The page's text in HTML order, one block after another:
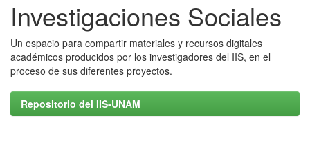
Investigaciones Sociales
Un espacio para compartir materiales y recursos digitales
académicos producidos por los investigadores del IIS, en el
proceso de sus diferentes proyectos.
Repositorio del IIS-UNAM